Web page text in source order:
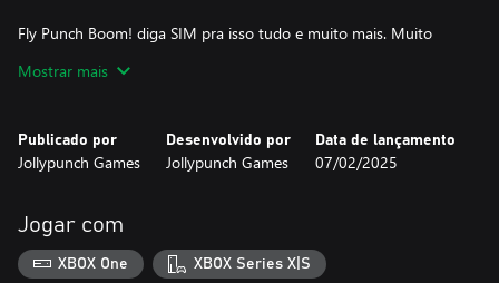
Fly Punch Boom! diga SIM pra isso tudo e muito mais. Muito
- MODO ARCADE, DESBLOQUEÁVEIS e SEGREDOS para
jogadores solo
arma!
- SUPERLUTAS DE ANIME com pancadas voadoras, caras
deformadas e golpes especiais insanos
- 40 FATALIDADES DE FASE: seja mutilado por gatos, quebre o
Mostrar mais
Publicado por
Jollypunch Games
Desenvolvido por
Jollypunch Games
Data de lançamento
07/02/2025
Jogar com
XBOX One XBOX Series X|S